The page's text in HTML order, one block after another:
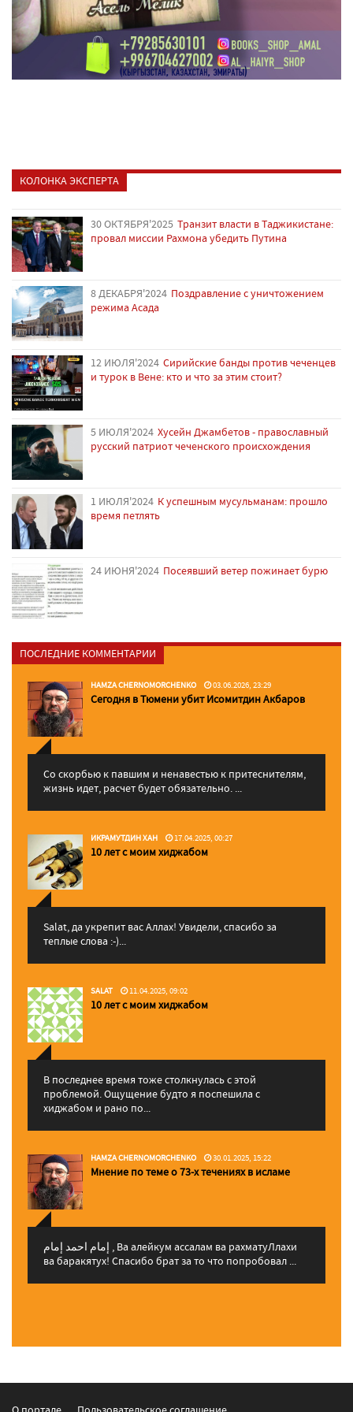
КОЛОНКА ЭКСПЕРТА
30 ОКТЯБРЯ'2025 Транзит власти в Таджикистане:
провал миссии Рахмона убедить Путина
8 ДЕКАБРЯ'2024 Поздравление с уничтожением
режима Асада
12 ИЮЛЯ'2024 Сирийские банды против чеченцев
и турок в Вене: кто и что за этим стоит?
5 ИЮЛЯ'2024 Хусейн Джамбетов - православный
русский патриот чеченского происхождения
1 ИЮЛЯ'2024 К успешным мусульманам: прошло
время петлять
24 ИЮНЯ'2024 Посеявший ветер пожинает бурю
ПОСЛЕДНИЕ КОММЕНТАРИИ
HAMZA CHERNOMORCHENKO 03.06.2026, 23:29
Сегодня в Тюмени убит Исомитдин Акбаров
Со скорбью к павшим и ненавестью к притеснителям,
жизнь идет, расчет будет обязательно. ...
ИКРАМУТДИН ХАН 17.04.2025, 00:27
10 лет с моим хиджабом
Salat, да укрепит вас Аллаx! Увидели, спасибо за
теплые слова :-)...
SALAT 11.04.2025, 09:02
10 лет с моим хиджабом
В последнее время тоже столкнулась с этой
проблемой. Ощущение будто я поспешила с
хиджабом и рано по...
HAMZA CHERNOMORCHENKO 30.01.2025, 15:22
Мнение по теме о 73-х течениях в исламе
إمام احمد إمام , Ва алейкум ассалам ва рахматуЛлахи
ва баракятух! Спасибо брат за то что попробовал ...